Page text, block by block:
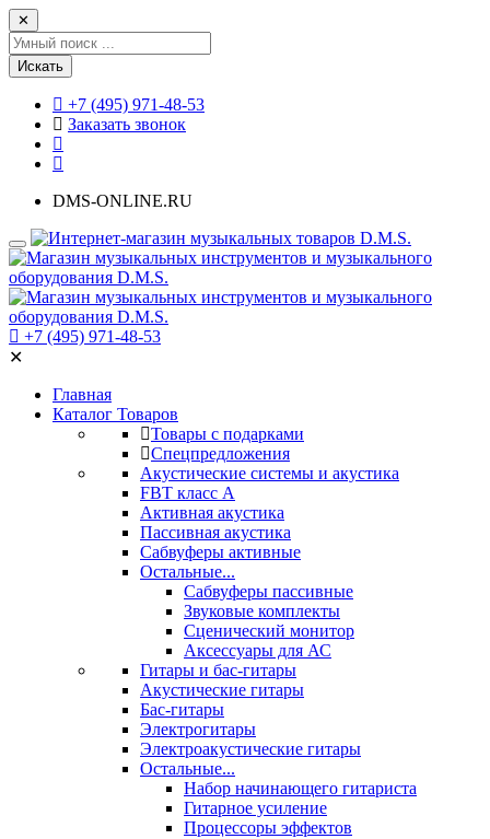
✕
Искать
+7 (495) 971-48-53
Заказать звонок
DMS-ONLINE.RU
+7 (495) 971-48-53
✕
Главная
Каталог Товаров
Товары с подарками
Спецпредложения
Акустические системы и акустика
FBT класс А
Активная акустика
Пассивная акустика
Сабвуферы активные
Остальные...
Сабвуферы пассивные
Звуковые комплекты
Сценический монитор
Аксессуары для АС
Гитары и бас-гитары
Акустические гитары
Бас-гитары
Электрогитары
Электроакустические гитары
Остальные...
Набор начинающего гитариста
Гитарное усиление
Процессоры эффектов